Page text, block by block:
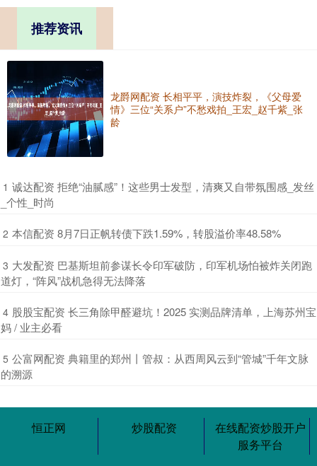
推荐资讯
龙爵网配资 长相平平，演技炸裂，《父母爱
情》三位“关系户”不愁戏拍_王宏_赵千紫_张
龄
1 ​诚达配资 拒绝“油腻感”！这些男士发型，清爽又自带氛围感_发丝
_个性_时尚
2 ​本信配资 8月7日正帆转债下跌1.59%，转股溢价率48.58%
3 ​大发配资 巴基斯坦前参谋长令印军破防，印军机场怕被炸关闭跑
道灯，“阵风”战机急得无法降落
4 ​股股宝配资 长三角除甲醛避坑！2025 实测品牌清单，上海苏州宝
妈 / 业主必看
5 ​公富网配资 典籍里的郑州丨管叔：从西周风云到“管城”千年文脉
的溯源
恒正网 炒股配资
在线配资炒股开户
服务平台